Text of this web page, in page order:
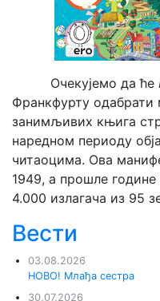
Очекујемо да ће
Франкфурту одабрати
занимљивих књига
наредном периоду
читаоцима. Ова
1949, а прошле године
4.000 излагача из 95
Вести
03.08.2026
НОВО! Млађа сестра
30.07.2026